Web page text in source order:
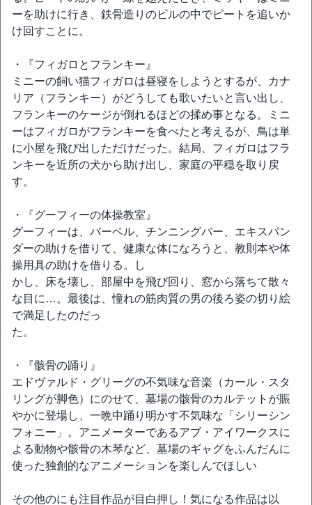
ーを助けに行き、鉄骨造りのビルの中でピートを追いか
け回すことに。
・『フィガロとフランキー』
ミニーの飼い猫フィガロは昼寝をしようとするが、カナ
リア（フランキー）がどうしても歌いたいと言い出し、
フランキーのケージが倒れるほどの揉め事となる。ミニ
ーはフィガロがフランキーを食べたと考えるが、鳥は単
に小屋を飛び出しただけだった。結局、フィガロはフラ
ンキーを近所の犬から助け出し、家庭の平穏を取り戻
す。
・『グーフィーの体操教室』
グーフィーは、バーベル、チンニングバー、エキスパン
ダーの助けを借りて、健康な体になろうと、教則本や体
操用具の助けを借りる。し
かし、床を壊し、部屋中を飛び回り、窓から落ちて散々
な目に…。最後は、憧れの筋肉質の男の後ろ姿の切り絵
で満足したのだっ
た。
・『骸骨の踊り』
エドヴァルド・グリーグの不気味な音楽（カール・スタ
リングが脚色）にのせて、墓場の骸骨のカルテットが賑
やかに登場し、一晩中踊り明かす不気味な「シリーシン
フォニー」。アニメーターであるアブ・アイワークスに
よる動物や骸骨の木琴など、墓場のギャグをふんだんに
使った独創的なアニメーションを楽しんでほしい
その他のにも注目作品が目白押し！気になる作品は以